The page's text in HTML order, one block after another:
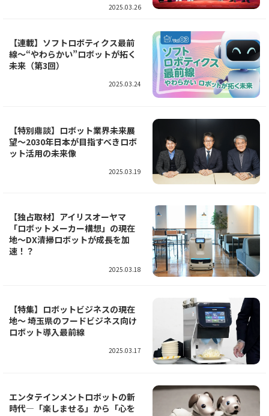
2025.03.26
【連載】ソフトロボティクス最前
線～“やわらかい”ロボットが拓く
未来（第3回）
2025.03.24
【特別鼎談】ロボット業界未来展
望～2030年日本が目指すべきロボ
ット活用の未来像
2025.03.19
【独占取材】アイリスオーヤマ
「ロボットメーカー構想」の現在
地～DX清掃ロボットが成長を加
速！？
2025.03.18
【特集】ロボットビジネスの現在
地～ 埼玉県のフードビジネス向け
ロボット導入最前線
2025.03.17
エンタテインメントロボットの新
時代―「楽しませる」から「心を